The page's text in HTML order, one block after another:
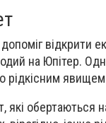
відкрити
на Юпітер.
рідкісним
які обертаються